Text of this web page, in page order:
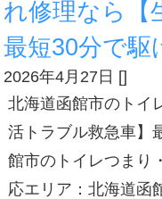
れ修理なら【
最短30分で駆
2026年4月27日 []
北海道函館市のトイ
活トラブル救急車】
館市のトイレつま
応エリア：北海道函